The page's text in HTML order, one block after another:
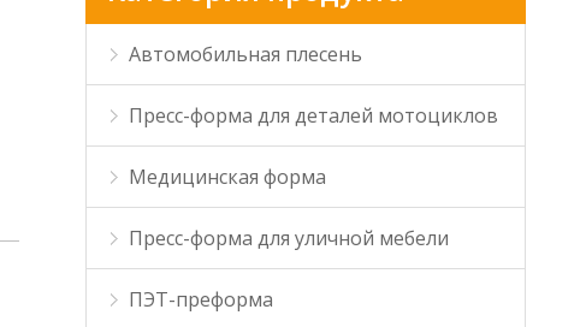
Автомобильная плесень
Пресс-форма для деталей мотоциклов
Медицинская форма
Пресс-форма для уличной мебели
ПЭТ-преформа